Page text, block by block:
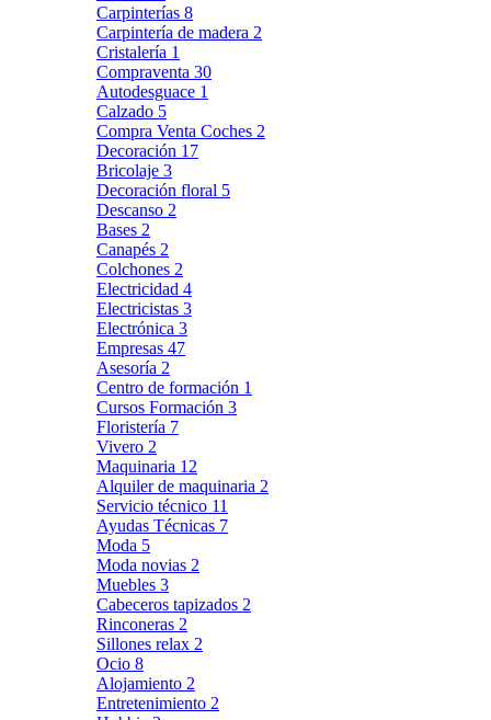
Carpinterías 8
Carpintería de madera 2
Cristalería 1
Compraventa 30
Autodesguace 1
Calzado 5
Compra Venta Coches 2
Decoración 17
Bricolaje 3
Decoración floral 5
Descanso 2
Bases 2
Canapés 2
Colchones 2
Electricidad 4
Electricistas 3
Electrónica 3
Empresas 47
Asesoría 2
Centro de formación 1
Cursos Formación 3
Floristería 7
Vivero 2
Maquinaria 12
Alquiler de maquinaria 2
Servicio técnico 11
Ayudas Técnicas 7
Moda 5
Moda novias 2
Muebles 3
Cabeceros tapizados 2
Rinconeras 2
Sillones relax 2
Ocio 8
Alojamiento 2
Entretenimiento 2